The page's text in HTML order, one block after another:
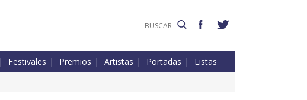
Festivales Premios Artistas Portadas Listas